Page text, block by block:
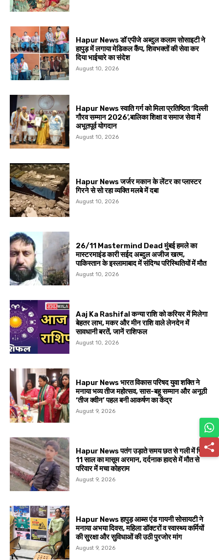
Hapur News डॉ एपीजे अब्दुल कलाम सोसाइटी ने
हापुड़ में लगाया मेडिकल कैंप, शिवभक्तों की सेवा कर
दिया भाईचारे का संदेश
August 10, 2026
Hapur News स्वाति गर्ग को मिला प्रतिष्ठित ‘दिल्ली
गौरव सम्मान 2026’,बालिका शिक्षा व समाज सेवा में
अभूतपूर्व योगदान
August 10, 2026
Hapur News जर्जर मकान के लेंटर का प्लास्टर
गिरने से सो रहा व्यक्ति मलबे में दबा
August 10, 2026
26/11 Mastermind Dead मुंबई हमले का
मास्टरमाइंड कारी सईद अब्दुल अजीज खत्म,
पाकिस्तान के इस्लामाबाद में संदिग्ध परिस्थितियों में मौत
August 10, 2026
Aaj Ka Rashifal कन्या राशि को करियर में मिलेगा
बेहतर लाभ, मकर और मीन राशि वाले लेनदेन में
सावधानी बरतें, जानें राशिफल
August 10, 2026
Hapur News भारत विकास परिषद युवा शक्ति ने
मनाया भव्य तीज महोत्सव, सास-बहू सम्मान और अनूठी
‘तीज क्वीन’ पहल बनी आकर्षण का केंद्र
August 9, 2026
Hapur News पतंग उड़ाते समय छत से गली में गिरा
11 साल का मासूम अरमान, दर्दनाक हादसे में मौत से
परिवार में मचा कोहराम
August 9, 2026
Hapur News हापुड़ आब्स एंड गायनी सोसायटी ने
मनाया अभया दिवस, महिला डॉक्टरों व स्वास्थ्य कर्मियों
की सुरक्षा और सुविधाओं की उठी पुरजोर मांग
August 9, 2026